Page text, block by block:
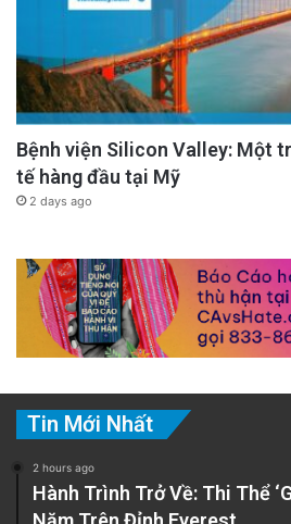
Bệnh viện Silicon Valley: Một
tế hàng đầu tại Mỹ
2 days ago
Tin Mới Nhất
2 hours ago
Hành Trình Trở Về: Thi Thể